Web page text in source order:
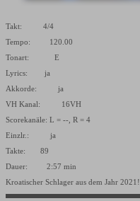
Takt: 4/4
Tempo: 120.00
Tonart: E
Lyrics: ja
Akkorde: ja
VH Kanal: 16VH
Scorekanäle: L = --, R = 4
Einzlr.: ja
Takte: 89
Dauer: 2:57 min
Kroatischer Schlager aus dem Jahr 2021!